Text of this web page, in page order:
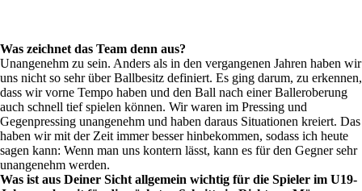
Was zeichnet das Team denn aus?
Unangenehm zu sein. Anders als in den vergangenen Jahren haben wir
uns nicht so sehr über Ballbesitz definiert. Es ging darum, zu erkennen,
dass wir vorne Tempo haben und den Ball nach einer Balleroberung
auch schnell tief spielen können. Wir waren im Pressing und
Gegenpressing unangenehm und haben daraus Situationen kreiert. Das
haben wir mit der Zeit immer besser hinbekommen, sodass ich heute
sagen kann: Wenn man uns kontern lässt, kann es für den Gegner sehr
unangenehm werden.
Was ist aus Deiner Sicht allgemein wichtig für die Spieler im U19-